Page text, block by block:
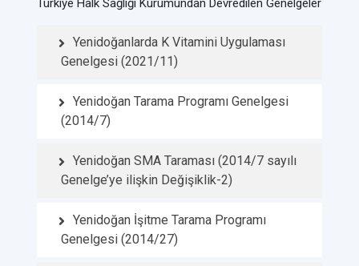
Türkiye Halk Sağlığı Kurumundan Devredilen Genelgeler
Yenidoğanlarda K Vitamini Uygulaması
Genelgesi (2021/11)
Yenidoğan Tarama Programı Genelgesi
(2014/7)
Yenidoğan SMA Taraması (2014/7 sayılı
Genelge’ye ilişkin Değişiklik-2)
Yenidoğan İşitme Tarama Programı
Genelgesi (2014/27)